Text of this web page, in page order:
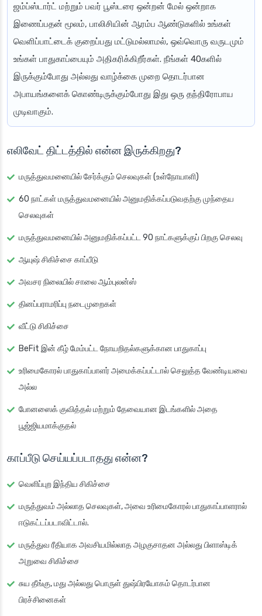
ஜம்ப்ஸ்டார்ட் மற்றும் பவர் பூஸ்டரை ஒன்றன் மேல் ஒன்றாக
இணைப்பதன் மூலம், பாலிசியின் ஆரம்ப ஆண்டுகளில் உங்கள்
வெளிப்பாட்டைக் குறைப்பது மட்டுமல்லாமல், ஒவ்வொரு வருடமும்
உங்கள் பாதுகாப்பையும் அதிகரிக்கிறீர்கள். நீங்கள் 40களில்
இருக்கும்போது அல்லது வாழ்க்கை முறை தொடர்பான
அபாயங்களைக் கொண்டிருக்கும்போது இது ஒரு தந்திரோபாய
முடிவாகும்.
எலிவேட் திட்டத்தில் என்ன இருக்கிறது?
மருத்துவமனையில் சேர்க்கும் செலவுகள் (உள்நோயாளி)
60 நாட்கள் மருத்துவமனையில் அனுமதிக்கப்படுவதற்கு முந்தைய
செலவுகள்
மருத்துவமனையில் அனுமதிக்கப்பட்ட 90 நாட்களுக்குப் பிறகு செலவு
ஆயுஷ் சிகிச்சை காப்பீடு
அவசர நிலையில் சாலை ஆம்புலன்ஸ்
தினப்பராமரிப்பு நடைமுறைகள்
வீட்டு சிகிச்சை
BeFit இன் கீழ் மேம்பட்ட நோயறிதல்களுக்கான பாதுகாப்பு
உரிமைகோரல் பாதுகாப்பாளர் அமைக்கப்பட்டால் செலுத்த வேண்டியவை
அல்ல
போனஸைக் குவித்தல் மற்றும் தேவையான இடங்களில் அதை
பூஜ்ஜியமாக்குதல்
காப்பீடு செய்யப்படாதது என்ன?
வெளிப்புற இந்திய சிகிச்சை
மருத்துவம் அல்லாத செலவுகள், அவை உரிமைகோரல் பாதுகாப்பாளரால்
ஈடுகட்டப்படாவிட்டால்.
மருத்துவ ரீதியாக அவசியமில்லாத அழகுசாதன அல்லது பிளாஸ்டிக்
அறுவை சிகிச்சை
சுய தீங்கு, மது அல்லது பொருள் துஷ்பிரயோகம் தொடர்பான
பிரச்சினைகள்